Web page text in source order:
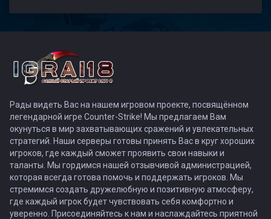
Рады видеть Вас на нашем игровом проекте, посвящённом
легендарной игре Counter-Strike! Мы предлагаем Вам
окунуться в мир захватывающих сражений и увлекательных
стратегий. Наши серверы готовы принять Вас в круг хороших
игроков, где каждый сможет проявить свои навыки и
таланты. Мы гордимся нашей отзывчивой администрацией,
которая всегда готова помочь и поддержать игроков. Мы
стремимся создать дружелюбную и позитивную атмосферу,
где каждый игрок будет чувствовать себя комфортно и
уверенно. Присоединяйтесь к нам и наслаждайтесь приятной